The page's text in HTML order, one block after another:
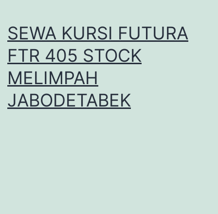
SEWA KURSI FUTURA
FTR 405 STOCK
MELIMPAH
JABODETABEK